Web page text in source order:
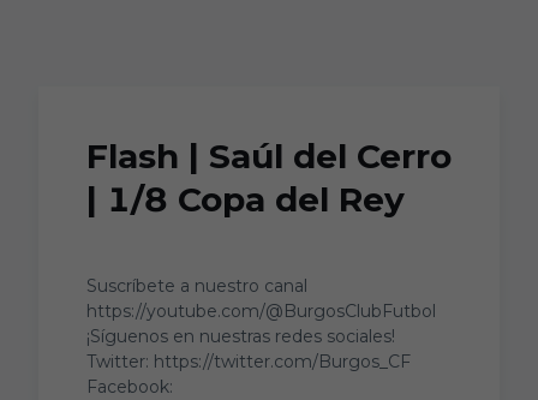
Flash | Saúl del Cerro
| 1/8 Copa del Rey
Suscríbete a nuestro canal
https://youtube.com/@BurgosClubFutbol
¡Síguenos en nuestras redes sociales!
Twitter: https://twitter.com/Burgos_CF
Facebook: